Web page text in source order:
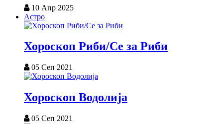
10 Апр 2025
Астро
Хороскоп Риби/Се за Риби
05 Сеп 2021
Хороскоп Водолија
05 Сеп 2021